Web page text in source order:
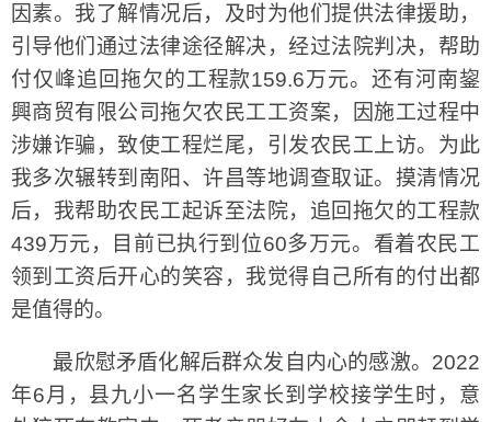
因素。我了解情况后，及时为他们提供法律援助，
引导他们通过法律途径解决，经过法院判决，帮助
付仅峰追回拖欠的工程款159.6万元。还有河南鋆
興商贸有限公司拖欠农民工工资案，因施工过程中
涉嫌诈骗，致使工程烂尾，引发农民工上访。为此
我多次辗转到南阳、许昌等地调查取证。摸清情况
后，我帮助农民工起诉至法院，追回拖欠的工程款
439万元，目前已执行到位60多万元。看着农民工
领到工资后开心的笑容，我觉得自己所有的付出都
是值得的。
最欣慰矛盾化解后群众发自内心的感激。2022
年6月，县九小一名学生家长到学校接学生时，意